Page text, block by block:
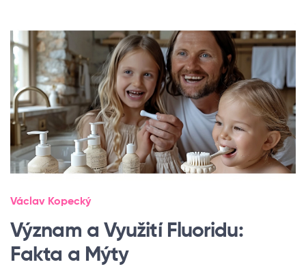
Václav Kopecký
Význam a Využití Fluoridu:
Fakta a Mýty